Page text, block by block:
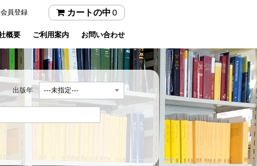
員登録 カートの中 0
概要 ご利用案内 お問い合わせ
出版年